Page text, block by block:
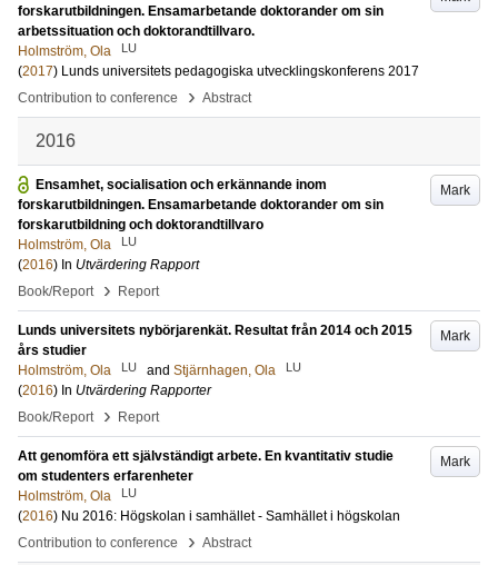
forskarutbildningen. Ensamarbetande doktorander om sin
arbetssituation och doktorandtillvaro.
Holmström, Ola
LU
(2017) Lunds universitets pedagogiska utvecklingskonferens 2017
Contribution to conference
› Abstract
2016
Mark
Ensamhet, socialisation och erkännande inom
forskarutbildningen. Ensamarbetande doktorander om sin
forskarutbildning och doktorandtillvaro
Holmström, Ola
LU
(2016) In Utvärdering Rapport
Book/Report
› Report
Mark
Lunds universitets nybörjarenkät. Resultat från 2014 och 2015
års studier
Holmström, Ola
LU and Stjärnhagen, Ola LU
(2016) In Utvärdering Rapporter
Book/Report
› Report
Mark
Att genomföra ett självständigt arbete. En kvantitativ studie
om studenters erfarenheter
Holmström, Ola
LU
(2016) Nu 2016: Högskolan i samhället - Samhället i högskolan
Contribution to conference
› Abstract